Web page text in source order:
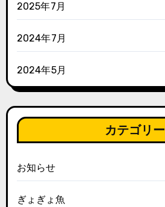
2025年7月
2024年7月
2024年5月
カテゴリー
お知らせ
ぎょぎょ魚